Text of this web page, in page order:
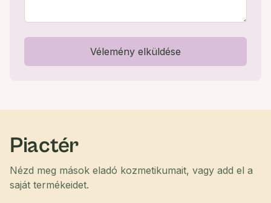
Vélemény elküldése
Piactér
Nézd meg mások eladó kozmetikumait, vagy add el a
saját termékeidet.